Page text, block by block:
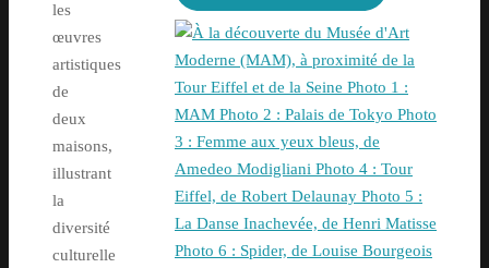
les
œuvres
artistiques
de
deux
maisons,
illustrant
la
diversité
culturelle